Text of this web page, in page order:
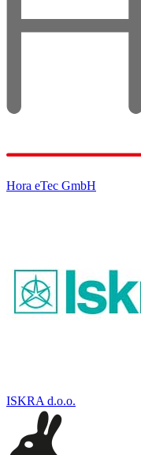
Hora eTec GmbH
ISKRA d.o.o.